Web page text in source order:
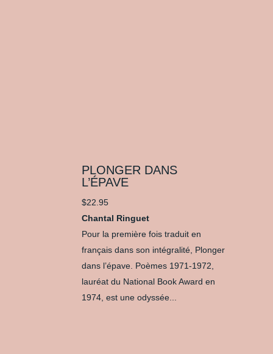
PLONGER DANS
L’ÉPAVE
$22.95
Chantal Ringuet
Pour la première fois traduit en
français dans son intégralité, Plonger
dans l’épave. Poèmes 1971-1972,
lauréat du National Book Award en
1974, est une odyssée...